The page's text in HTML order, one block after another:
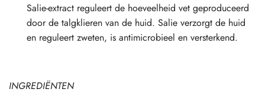
Salie-extract reguleert de hoeveelheid vet geproduceerd
door de talgklieren van de huid. Salie verzorgt de huid
en reguleert zweten, is antimicrobieel en versterkend.
INGREDIËNTEN